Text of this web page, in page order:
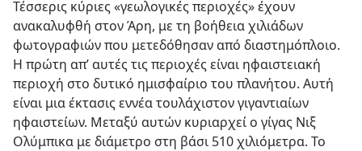
Τέσσερις κύριες «γεωλογικές περιοχές» έχουν
ανακαλυφθή στον Άρη, με τη βοήθεια χιλιάδων
φωτογραφιών που μετεδόθησαν από διαστημόπλοιο.
Η πρώτη απ’ αυτές τις περιοχές είναι ηφαιστειακή
περιοχή στο δυτικό ημισφαίριο του πλανήτου. Αυτή
είναι μια έκτασις εννέα τουλάχιστον γιγαντιαίων
ηφαιστείων. Μεταξύ αυτών κυριαρχεί ο γίγας Νιξ
Ολύμπικα με διάμετρο στη βάσι 510 χιλιόμετρα. Το